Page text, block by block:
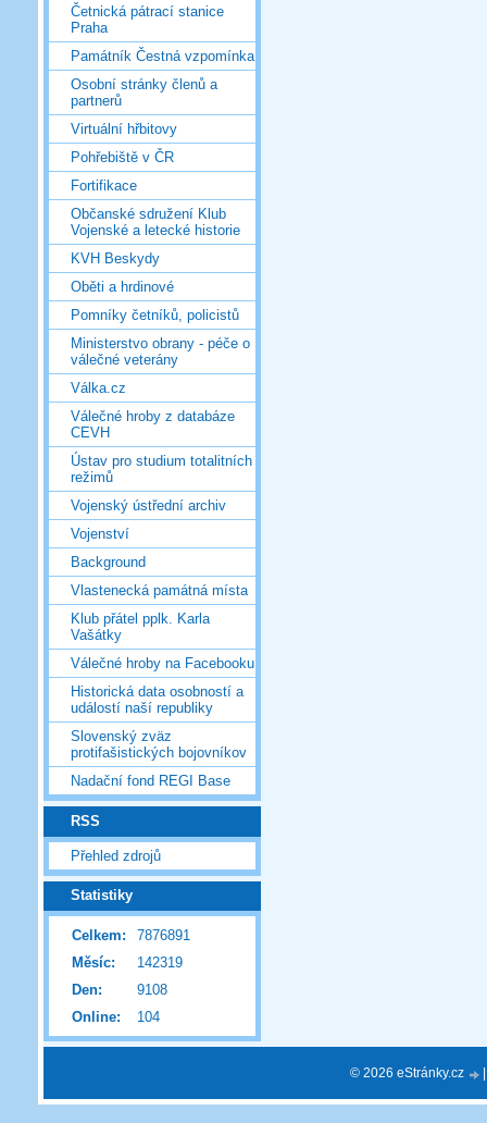
Četnická pátrací stanice
Praha
Památník Čestná vzpomínka
Osobní stránky členů a
partnerů
Virtuální hřbitovy
Pohřebiště v ČR
Fortifikace
Občanské sdružení Klub
Vojenské a letecké historie
KVH Beskydy
Oběti a hrdinové
Pomníky četníků, policistů
Ministerstvo obrany - péče o
válečné veterány
Válka.cz
Válečné hroby z databáze
CEVH
Ústav pro studium totalitních
režimů
Vojenský ústřední archiv
Vojenství
Background
Vlastenecká památná místa
Klub přátel pplk. Karla
Vašátky
Válečné hroby na Facebooku
Historická data osobností a
událostí naší republiky
Slovenský zväz
protifašistických bojovníkov
Nadační fond REGI Base
RSS
Přehled zdrojů
Statistiky
Online: 104
Celkem:
7876891
Měsíc:
142319
Den:
9108
© 2026 eStránky.cz